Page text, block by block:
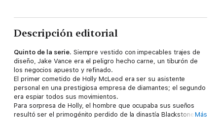
Descripción editorial
Quinto de la serie. Siempre vestido con impecables trajes de
diseño, Jake Vance era el peligro hecho carne, un tiburón de
los negocios apuesto y refinado.
El primer cometido de Holly McLeod era ser su asistente
personal en una prestigiosa empresa de diamantes; el segundo
era espiar todos sus movimientos.
Para sorpresa de Holly, el hombre que ocupaba sus sueños
resultó ser el primogénito perdido de la dinastía Blackstone yMás